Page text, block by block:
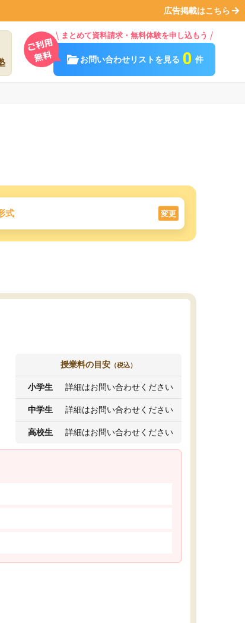
広告掲載はこちら
まとめて資料請求・無料体験を申し込もう
お問い合わせリストを見る 0 件
式 変更
授業料の目安 （税込）
小学生 詳細はお問い合わせください
中学生 詳細はお問い合わせください
高校生 詳細はお問い合わせください